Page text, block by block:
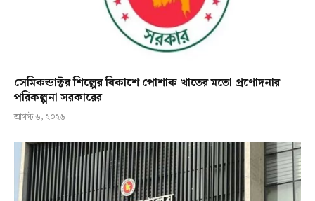
সেমিকন্ডাক্টর শিল্পের বিকাশে পোশাক খাতের মতো প্রণোদনার
পরিকল্পনা সরকারের
আগস্ট ৬, ২০২৬